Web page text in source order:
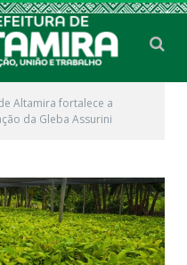
Altamira fortalece a
da Gleba Assurini